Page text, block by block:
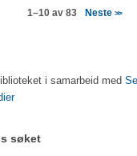
1–10 av 83 Neste>>
i samarbeid med
søket